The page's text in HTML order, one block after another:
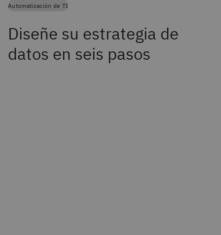
Automatización de TI
Diseñe su estrategia de
datos en seis pasos